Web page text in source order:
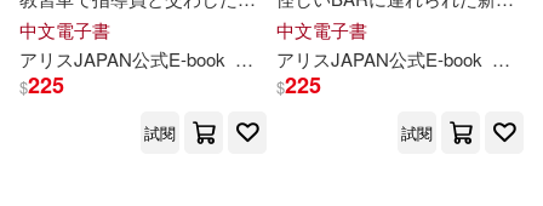
花音うらら(5) 若宮はずき(5)
蓮見天(5)
好有感覺音樂(3) 小熊出版(3)
密接吻が忘れられず…免許取
っても マ イ ー 不倫密会 互い
の熱気で窓が曇るほど激しく
カラダを求めあった 雪代美鳳
中文電子書
アリ スJAPAN公式E-book 雪代美鳳
$225
試閱
アイドルが紫煙吸い込み媚薬
ガンギ マ リ 状態 抵抗しても
VIPルーム外に声は届かず乳揉
みビックン手
クガニ股失禁潮吹きアヘ顔が
戻らなくなるまで何度も
キ
中文電子書
アリ スJAPAN公式E-book 松井
$225
試閱